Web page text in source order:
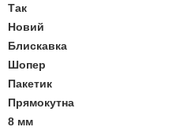
Так
Новий
Блискавка
Шопер
Пакетик
Прямокутна
8 мм